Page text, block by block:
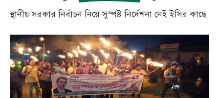
স্থানীয় সরকার নির্বাচন নিয়ে সুস্পষ্ট নির্দেশনা নেই ইসির কাছে